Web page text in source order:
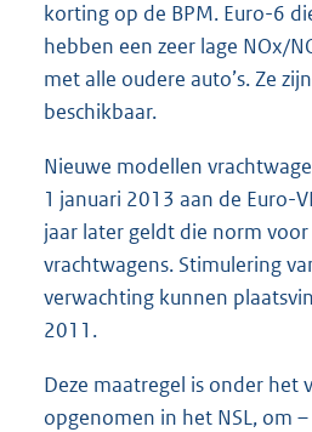
korting op de BPM. Euro-6
hebben een zeer lage NOx/
met alle oudere auto’s. Ze
beschikbaar.
Nieuwe modellen
1 januari 2013 aan de Euro-
jaar later geldt die norm
vrachtwagens. Stimulering
verwachting kunnen
2011.
Deze maatregel is onder het
opgenomen in het NSL, om